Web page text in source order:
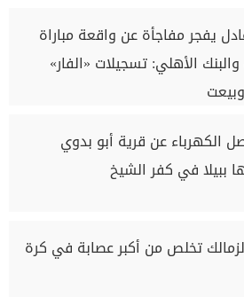
يفجر مفاجأة عن واقعة مباراة
والبنك الأهلي: تسجيلات «الفار»
الكهرباء عن قرية أبو بدوي
ببيلا في كفر الشيخ
تخلص من أكبر عصابة في كرة